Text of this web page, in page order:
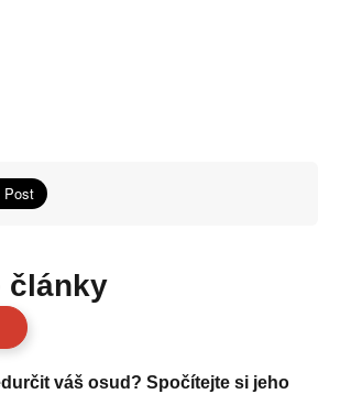
články
váš osud? Spočítejte si jeho